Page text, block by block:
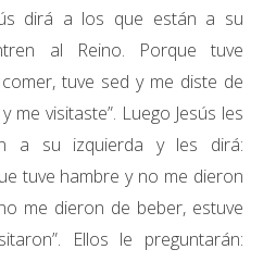
dirá a los que están a su
al Reino. Porque tuve
tuve sed y me diste de
me visitaste”. Luego Jesús les
a su izquierda y les dirá:
tuve hambre y no me dieron
me dieron de beber, estuve
Ellos le preguntarán: